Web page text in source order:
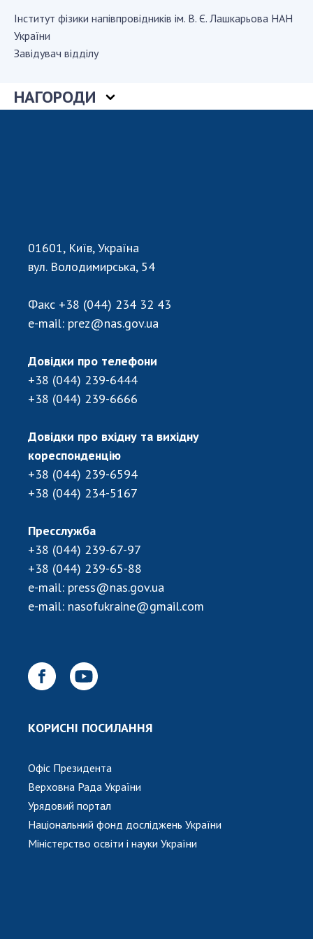
СТРУКТУРА
Апарат Президії
Громадські організації
ДІЯЛЬНІСТЬ
Засідання Президії НАН України
Сесії Загальних зборів НАН України
Річні звіти НАН України
Наукові публікації та видавнича діяльність
Охорона прав інтелектуальної власності та
трансфер технологій в наукових установах
Наукові об'єкти, що становлять національне
Центри колективного користування
науковими приладами НАН України
Оцінювання ефективності діяльності
наукових установ
Конкурси наукових досліджень НАН України
Робота з молоддю
МІЖНАРОДНЕ СПІВРОБІТНИЦТВО
Міжнародні угоди
Міжнародні програми та конкурси
ДОКУМЕНТИ
Нормативні акти НАН України
Iнститут фiзики напiвпровiдникiв ім. В. Є. Лашкарьова НАН
України
Завідувач відділу
НАГОРОДИ
01601, Київ, Україна
вул. Володимирська, 54
Факс +38 (044) 234 32 43
e-mail: prez@nas.gov.ua
Довідки про телефони
+38 (044) 239-6444
+38 (044) 239-6666
Довідки про вхідну та вихідну
кореспонденцію
+38 (044) 239-6594
+38 (044) 234-5167
Пресслужба
+38 (044) 239-67-97
+38 (044) 239-65-88
e-mail: press@nas.gov.ua
e-mail: nasofukraine@gmail.com
КОРИСНІ ПОСИЛАННЯ
Офіс Президента
Верховна Рада України
Урядовий портал
Національний фонд досліджень України
Міністерство освіти і науки України